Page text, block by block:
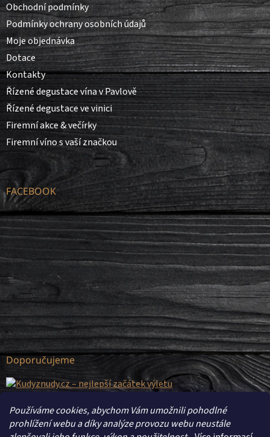
Používáme cookies, abychom Vám umožnili pohodlné
prohlížení webu a díky analýze provozu webu neustále
Obchodní podmínky
Podmínky ochrany osobních údajů
Moje objednávka
Dotace
Kontakty
Řízené degustace vína v Pavlově
Řízené degustace ve vinici
Firemní akce & večírky
Firemní víno s vaší značkou
FACEBOOK
Doporučujeme